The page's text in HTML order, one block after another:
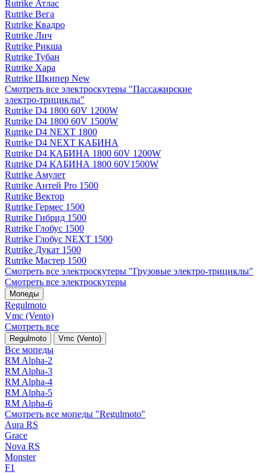
Rutrike Атлас
Rutrike Вега
Rutrike Квадро
Rutrike Лич
Rutrike Рикша
Rutrike Тубан
Rutrike Хара
Rutrike Шкипер New
Смотреть все электро­скутеры "Пассажирские
электро‑трициклы"
Rutrike D4 1800 60V 1200W
Rutrike D4 1800 60V 1500W
Rutrike D4 NEXT 1800
Rutrike D4 NEXT КАБИНА
Rutrike D4 КАБИНА 1800 60V 1200W
Rutrike D4 КАБИНА 1800 60V1500W
Rutrike Амулет
Rutrike Антей Pro 1500
Rutrike Вектор
Rutrike Гермес 1500
Rutrike Гибрид 1500
Rutrike Глобус 1500
Rutrike Глобус NEXT 1500
Rutrike Дукат 1500
Rutrike Мастер 1500
Смотреть все электро­скутеры "Грузовые электро‑трициклы"
Смотреть все электро­скутеры
Мопеды
Regulmoto
Vmc (Vento)
Смотреть все
Regulmoto Vmc (Vento)
Все мопеды
RM Alpha-2
RM Alpha-3
RM Alpha-4
RM Alpha-5
RM Alpha-6
Смотреть все мопеды "Regulmoto"
Aura RS
Grace
Nova RS
Monster
F1